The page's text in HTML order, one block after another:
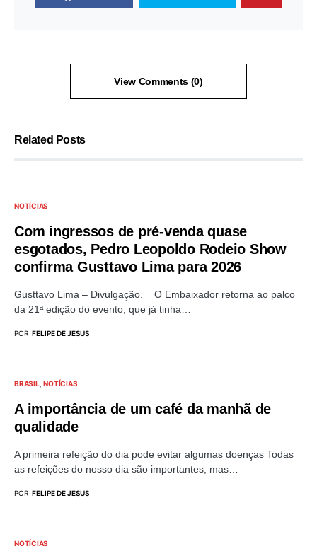
View Comments (0)
Related Posts
NOTÍCIAS
Com ingressos de pré-venda quase
esgotados, Pedro Leopoldo Rodeio Show
confirma Gusttavo Lima para 2026
Gusttavo Lima – Divulgação. O Embaixador retorna ao palco
da 21ª edição do evento, que já tinha…
POR FELIPE DE JESUS
BRASIL NOTÍCIAS
A importância de um café da manhã de
qualidade
A primeira refeição do dia pode evitar algumas doenças Todas
as refeições do nosso dia são importantes, mas…
POR FELIPE DE JESUS
NOTÍCIAS